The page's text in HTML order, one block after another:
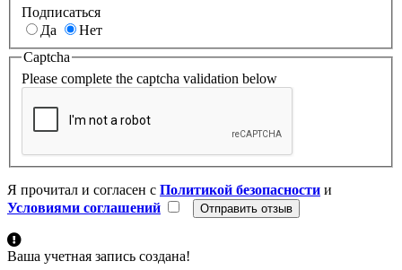
Подписаться
Да
Нет
Captcha
Please complete the captcha validation below
Я прочитал и согласен с Политикой безопасности и
Условиями соглашений
Ваша учетная запись создана!